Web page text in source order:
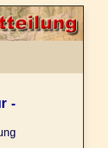
-